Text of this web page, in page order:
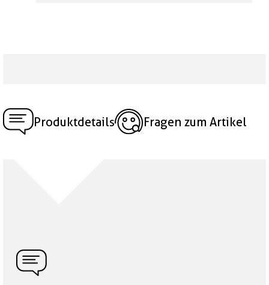
Produktdetails Fragen zum Artikel